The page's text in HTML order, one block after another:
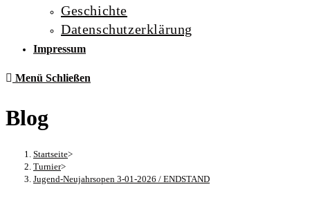
Geschichte
Datenschutzerklärung
Impressum
Menü Schließen
Blog
Startseite>
Turnier>
Jugend-Neujahrsopen 3-01-2026 / ENDSTAND